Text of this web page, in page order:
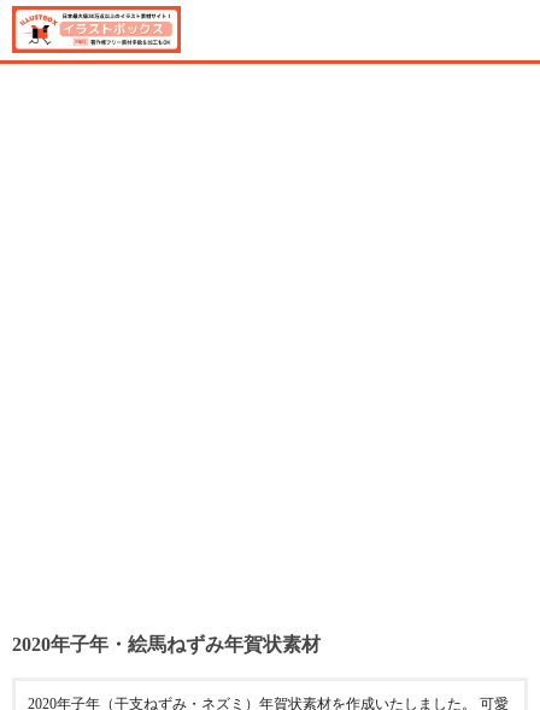
2020年子年・絵馬ねずみ年賀状素材
2020年子年（干支ねずみ・ネズミ）年賀状素材を作成いたしました。 可愛